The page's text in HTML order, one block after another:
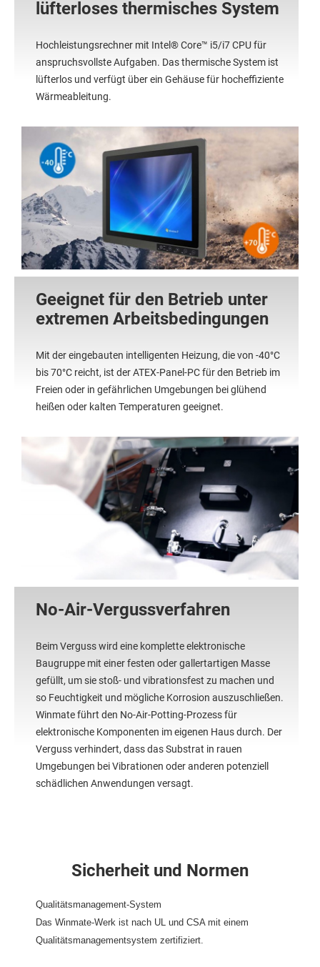
lüfterloses thermisches System
Hochleistungsrechner mit Intel® Core™ i5/i7 CPU für
anspruchsvollste Aufgaben. Das thermische System ist
lüfterlos und verfügt über ein Gehäuse für hocheffiziente
Wärmeableitung.
Geeignet für den Betrieb unter
extremen Arbeitsbedingungen
Mit der eingebauten intelligenten Heizung, die von -40°C
bis 70°C reicht, ist der ATEX-Panel-PC für den Betrieb im
Freien oder in gefährlichen Umgebungen bei glühend
heißen oder kalten Temperaturen geeignet.
No-Air-Vergussverfahren
Beim Verguss wird eine komplette elektronische
Baugruppe mit einer festen oder gallertartigen Masse
gefüllt, um sie stoß- und vibrationsfest zu machen und
so Feuchtigkeit und mögliche Korrosion auszuschließen.
Winmate führt den No-Air-Potting-Prozess für
elektronische Komponenten im eigenen Haus durch. Der
Verguss verhindert, dass das Substrat in rauen
Umgebungen bei Vibrationen oder anderen potenziell
schädlichen Anwendungen versagt.
Sicherheit und Normen
Qualitätsmanagement-System
Das Winmate-Werk ist nach UL und CSA mit einem
Qualitätsmanagementsystem zertifiziert.